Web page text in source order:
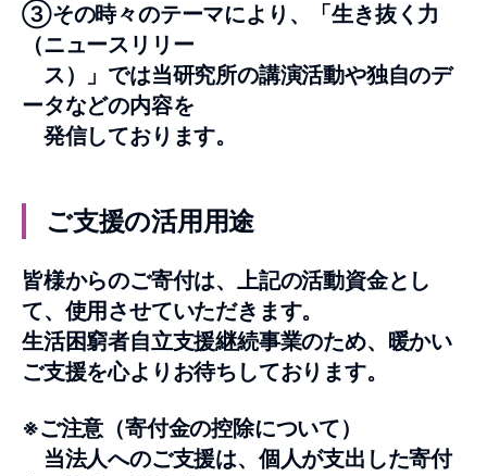
③その時々のテーマにより、「生き抜く力
（ニュースリリ ー
ス）」では当研究所の講演活動や独自のデ
ータなどの内容を
発信しております。
ご支援の活用用途
皆様からのご寄付は、上記の活動資金とし
て、使用させていただきます。
生活困窮者自立支援継続事業のため、暖かい
ご支援を心よりお待ちしております。
※ご注意（寄付金の控除について）
当法人へのご支援は、個人が支出した寄付